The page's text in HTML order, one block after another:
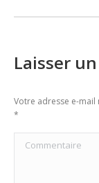
Laisser
Votre adresse e-mail
*
Commentaire